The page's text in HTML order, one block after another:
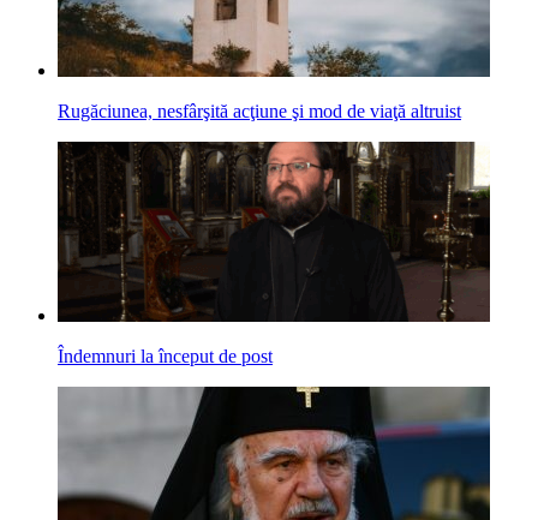
Rugăciunea, nesfârşită acţiune şi mod de viaţă altruist
Îndemnuri la început de post